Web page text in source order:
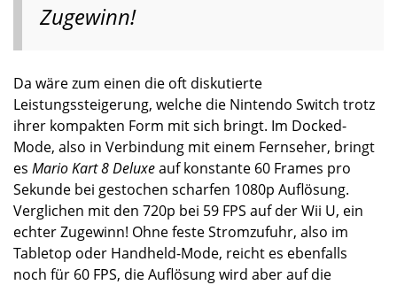
Zugewinn!
Da wäre zum einen die oft diskutierte
Leistungssteigerung, welche die Nintendo Switch trotz
ihrer kompakten Form mit sich bringt. Im Docked-
Mode, also in Verbindung mit einem Fernseher, bringt
es Mario Kart 8 Deluxeauf konstante 60 Frames pro
Sekunde bei gestochen scharfen 1080p Auflösung.
Verglichen mit den 720p bei 59 FPS auf der Wii U, ein
echter Zugewinn! Ohne feste Stromzufuhr, also im
Tabletop oder Handheld-Mode, reicht es ebenfalls
noch für 60 FPS, die Auflösung wird aber auf die